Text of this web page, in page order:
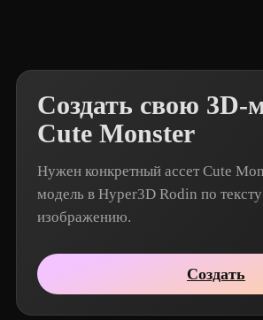
Создать свою 3D-
Cute Monster
Нужен конкретный ассет Cute
модель в Hyper3D Rodin по
изображению.
Создать